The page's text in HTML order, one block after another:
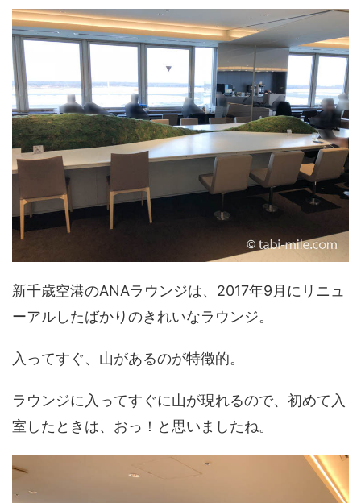
新千歳空港のANAラウンジは、2017年9月にリニュ
ーアルしたばかりのきれいなラウンジ。
入ってすぐ、山があるのが特徴的。
ラウンジに入ってすぐに山が現れるので、初めて入
室したときは、おっ！と思いましたね。